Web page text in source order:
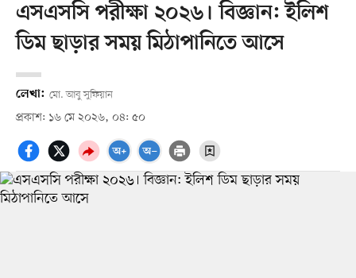
এসএসসি পরীক্ষা ২০২৬। বিজ্ঞান: ইলিশ
ডিম ছাড়ার সময় মিঠাপানিতে আসে
লেখা: মো. আবু সুফিয়ান
প্রকাশ: ১৬ মে ২০২৬, ০৪: ৫০